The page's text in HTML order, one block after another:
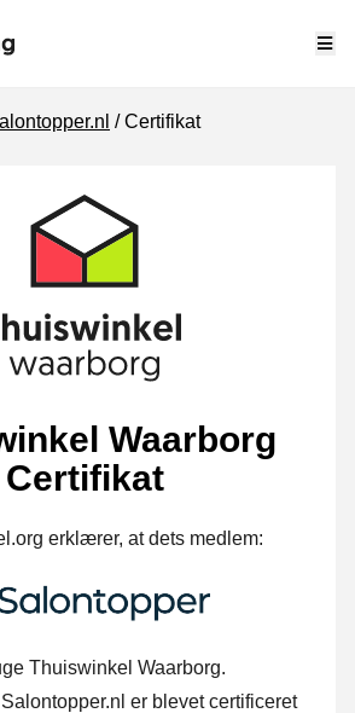
Certifikat
Waarborg
Certifikat
erklærer, at dets medlem:
Thuiswinkel Waarborg.
er blevet certificeret